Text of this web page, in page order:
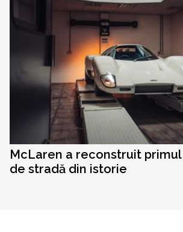
McLaren a reconstruit
de stradă din istorie